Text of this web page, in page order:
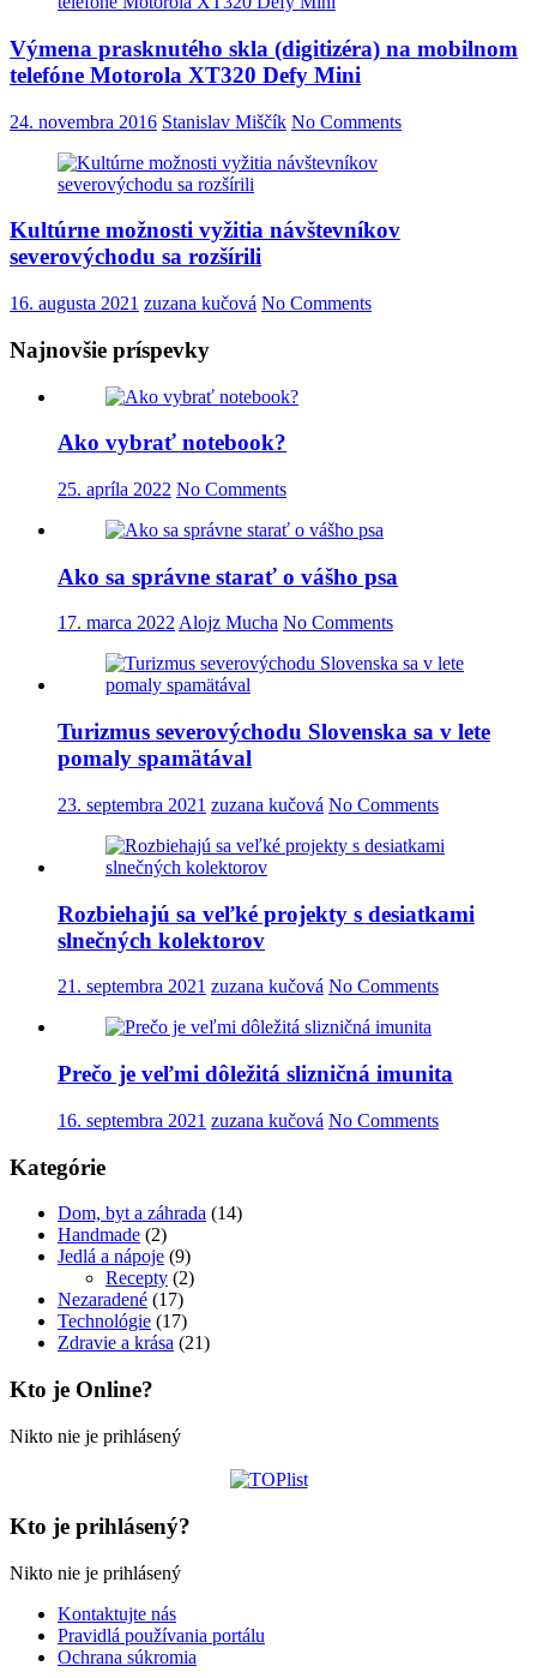
Výmena prasknutého skla (digitizéra) na mobilnom
telefóne Motorola XT320 Defy Mini
24. novembra 2016 Stanislav Miščík No Comments
Kultúrne možnosti vyžitia návštevníkov
severovýchodu sa rozšírili
16. augusta 2021 zuzana kučová No Comments
Najnovšie príspevky
Ako vybrať notebook?
25. apríla 2022 No Comments
Ako sa správne starať o vášho psa
17. marca 2022Alojz Mucha No Comments
Turizmus severovýchodu Slovenska sa v lete
pomaly spamätával
23. septembra 2021 zuzana kučová No Comments
Rozbiehajú sa veľké projekty s desiatkami
slnečných kolektorov
21. septembra 2021 zuzana kučová No Comments
Prečo je veľmi dôležitá slizničná imunita
16. septembra 2021 zuzana kučová No Comments
Kategórie
Dom, byt a záhrada (14)
Handmade (2)
Jedlá a nápoje (9)
Recepty (2)
Nezaradené (17)
Technológie (17)
Zdravie a krása (21)
Kto je Online?
Nikto nie je prihlásený
Kto je prihlásený?
Nikto nie je prihlásený
Kontaktujte nás
Pravidlá používania portálu
Ochrana súkromia